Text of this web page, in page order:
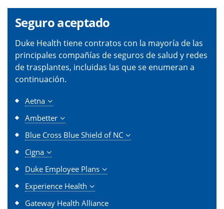
Seguro aceptado
Duke Health tiene contratos con la mayoría de las
principales compañías de seguros de salud y redes
de trasplantes, incluidas las que se enumeran a
continuación.
Aetna
Ambetter
Blue Cross Blue Shield of NC
Cigna
Duke Employee Plans
Experience Health
Gateway Health Alliance